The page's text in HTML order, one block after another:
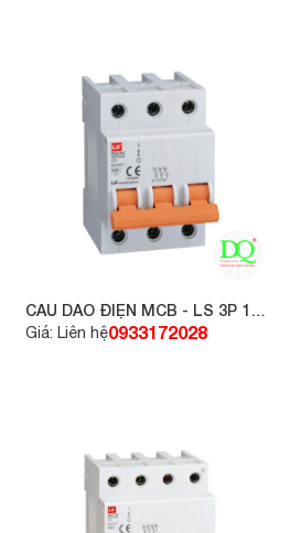
CẦU DAO ĐIỆN MCB - LS 3P 16A
6KA
Giá: Liên hệ0933172028